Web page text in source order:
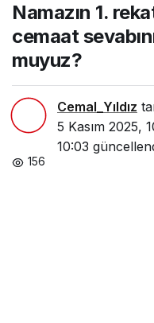
Namazın 1.
cemaat
muyuz?
Cemal_Yıldız
5 Kasım 2025,
10:03
156